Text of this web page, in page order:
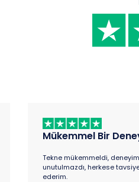
Mükemmel Bir
Tekne mükemmeldi, deneyim
unutulmazdı, herkese
ederim.